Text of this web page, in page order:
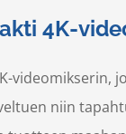
4K-
videomikserin,
niin